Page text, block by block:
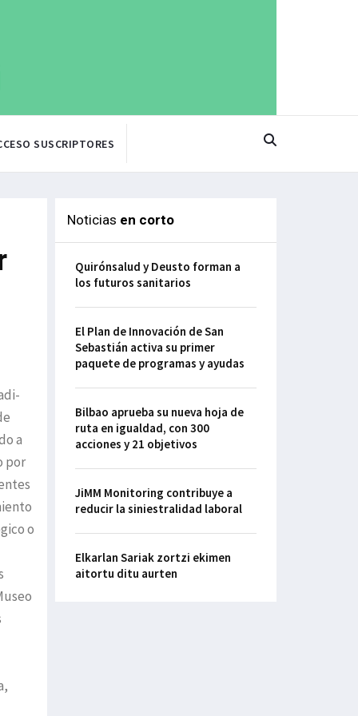
SUSCRIPTORES
a
por
o
Noticias en corto
Quirónsalud y Deusto forman a
los futuros sanitarios
El Plan de Innovación de San
Sebastián activa su primer
paquete de programas y ayudas
Bilbao aprueba su nueva hoja de
ruta en igualdad, con 300
acciones y 21 objetivos
JiMM Monitoring contribuye a
reducir la siniestralidad laboral
Elkarlan Sariak zortzi ekimen
aitortu ditu aurten